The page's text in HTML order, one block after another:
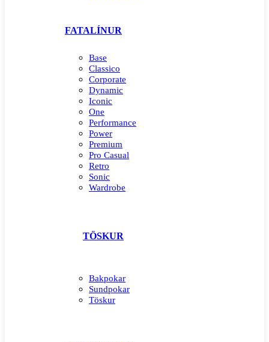
FATALÍNUR
Base
Classico
Corporate
Dynamic
Iconic
One
Performance
Power
Premium
Pro Casual
Retro
Sonic
Wardrobe
TÖSKUR
Bakpokar
Sundpokar
Töskur